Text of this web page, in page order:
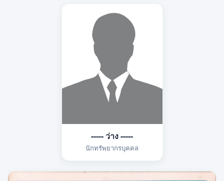
----- ว่าง -----
นักทรัพยากรบุคคล